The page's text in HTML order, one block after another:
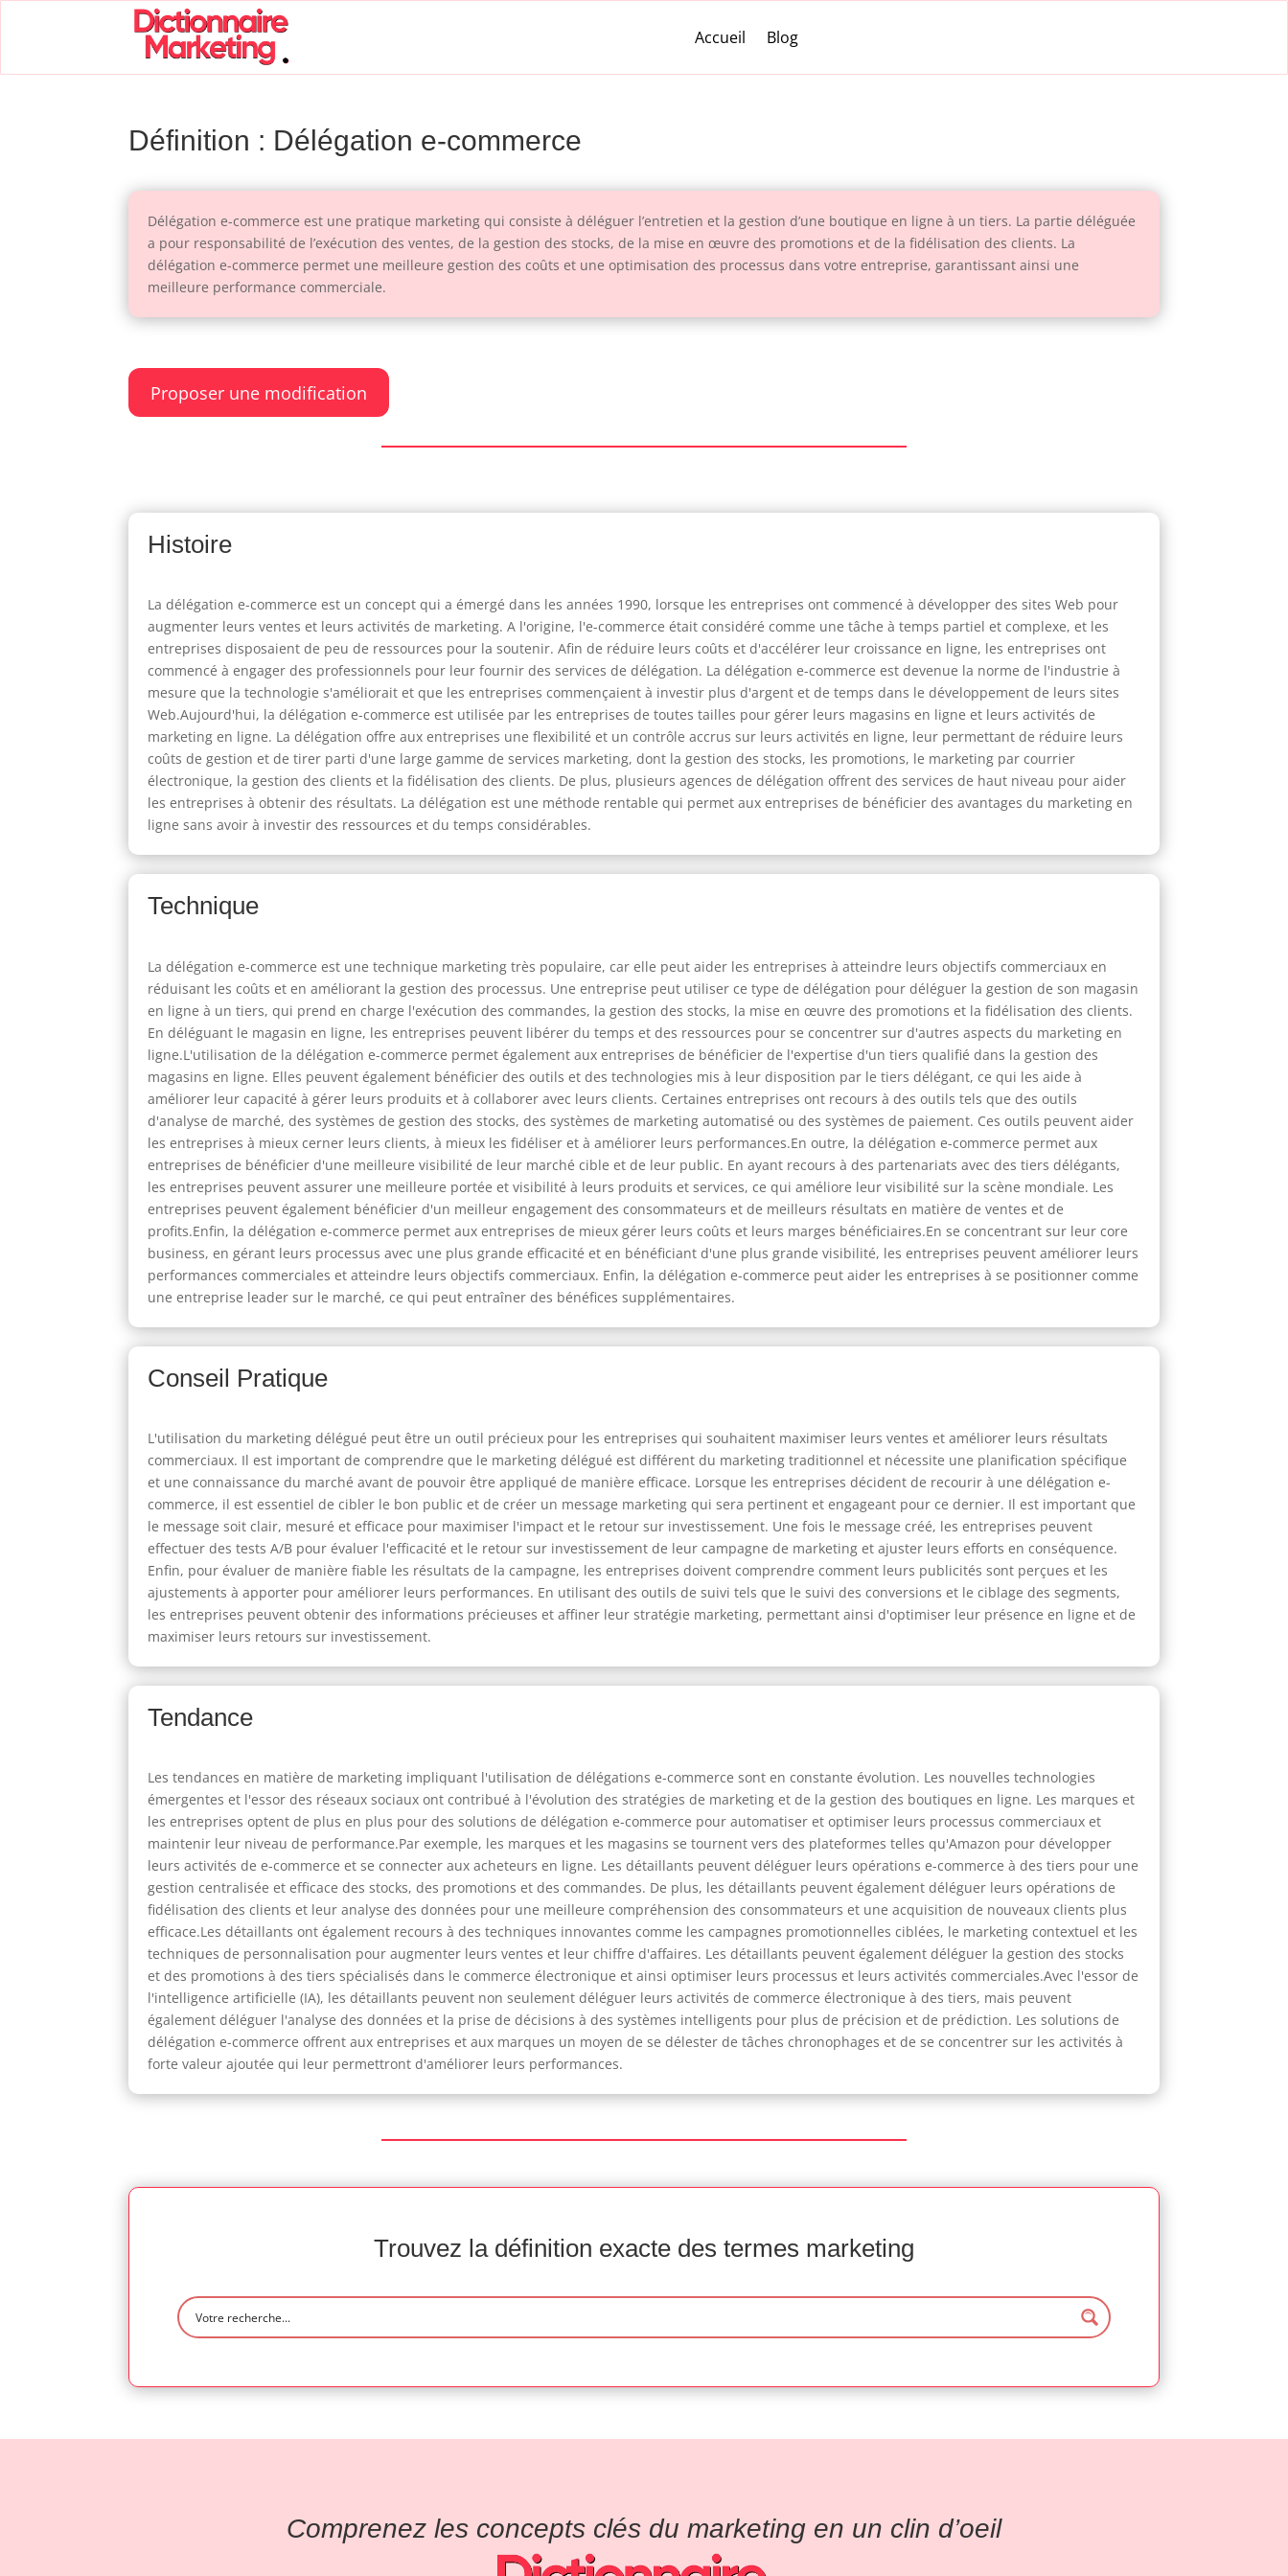
Accueil Blog
Définition : Délégation e-commerce
Délégation e-commerce est une pratique marketing qui consiste à déléguer l’entretien et la gestion d’une boutique en ligne à un tiers. La partie déléguée
a pour responsabilité de l’exécution des ventes, de la gestion des stocks, de la mise en œuvre des promotions et de la fidélisation des clients. La
délégation e-commerce permet une meilleure gestion des coûts et une optimisation des processus dans votre entreprise, garantissant ainsi une
meilleure performance commerciale.
Proposer une modification
Histoire
La délégation e-commerce est un concept qui a émergé dans les années 1990, lorsque les entreprises ont commencé à développer des sites Web pour
augmenter leurs ventes et leurs activités de marketing. A l'origine, l'e-commerce était considéré comme une tâche à temps partiel et complexe, et les
entreprises disposaient de peu de ressources pour la soutenir. Afin de réduire leurs coûts et d'accélérer leur croissance en ligne, les entreprises ont
commencé à engager des professionnels pour leur fournir des services de délégation. La délégation e-commerce est devenue la norme de l'industrie à
mesure que la technologie s'améliorait et que les entreprises commençaient à investir plus d'argent et de temps dans le développement de leurs sites
Web.Aujourd'hui, la délégation e-commerce est utilisée par les entreprises de toutes tailles pour gérer leurs magasins en ligne et leurs activités de
marketing en ligne. La délégation offre aux entreprises une flexibilité et un contrôle accrus sur leurs activités en ligne, leur permettant de réduire leurs
coûts de gestion et de tirer parti d'une large gamme de services marketing, dont la gestion des stocks, les promotions, le marketing par courrier
électronique, la gestion des clients et la fidélisation des clients. De plus, plusieurs agences de délégation offrent des services de haut niveau pour aider
les entreprises à obtenir des résultats. La délégation est une méthode rentable qui permet aux entreprises de bénéficier des avantages du marketing en
ligne sans avoir à investir des ressources et du temps considérables.
Technique
La délégation e-commerce est une technique marketing très populaire, car elle peut aider les entreprises à atteindre leurs objectifs commerciaux en
réduisant les coûts et en améliorant la gestion des processus. Une entreprise peut utiliser ce type de délégation pour déléguer la gestion de son magasin
en ligne à un tiers, qui prend en charge l'exécution des commandes, la gestion des stocks, la mise en œuvre des promotions et la fidélisation des clients.
En déléguant le magasin en ligne, les entreprises peuvent libérer du temps et des ressources pour se concentrer sur d'autres aspects du marketing en
ligne.L'utilisation de la délégation e-commerce permet également aux entreprises de bénéficier de l'expertise d'un tiers qualifié dans la gestion des
magasins en ligne. Elles peuvent également bénéficier des outils et des technologies mis à leur disposition par le tiers délégant, ce qui les aide à
améliorer leur capacité à gérer leurs produits et à collaborer avec leurs clients. Certaines entreprises ont recours à des outils tels que des outils
d'analyse de marché, des systèmes de gestion des stocks, des systèmes de marketing automatisé ou des systèmes de paiement. Ces outils peuvent aider
les entreprises à mieux cerner leurs clients, à mieux les fidéliser et à améliorer leurs performances.En outre, la délégation e-commerce permet aux
entreprises de bénéficier d'une meilleure visibilité de leur marché cible et de leur public. En ayant recours à des partenariats avec des tiers délégants,
les entreprises peuvent assurer une meilleure portée et visibilité à leurs produits et services, ce qui améliore leur visibilité sur la scène mondiale. Les
entreprises peuvent également bénéficier d'un meilleur engagement des consommateurs et de meilleurs résultats en matière de ventes et de
profits.Enfin, la délégation e-commerce permet aux entreprises de mieux gérer leurs coûts et leurs marges bénéficiaires.En se concentrant sur leur core
business, en gérant leurs processus avec une plus grande efficacité et en bénéficiant d'une plus grande visibilité, les entreprises peuvent améliorer leurs
performances commerciales et atteindre leurs objectifs commerciaux. Enfin, la délégation e-commerce peut aider les entreprises à se positionner comme
une entreprise leader sur le marché, ce qui peut entraîner des bénéfices supplémentaires.
Conseil Pratique
L'utilisation du marketing délégué peut être un outil précieux pour les entreprises qui souhaitent maximiser leurs ventes et améliorer leurs résultats
commerciaux. Il est important de comprendre que le marketing délégué est différent du marketing traditionnel et nécessite une planification spécifique
et une connaissance du marché avant de pouvoir être appliqué de manière efficace. Lorsque les entreprises décident de recourir à une délégation e-
commerce, il est essentiel de cibler le bon public et de créer un message marketing qui sera pertinent et engageant pour ce dernier. Il est important que
le message soit clair, mesuré et efficace pour maximiser l'impact et le retour sur investissement. Une fois le message créé, les entreprises peuvent
effectuer des tests A/B pour évaluer l'efficacité et le retour sur investissement de leur campagne de marketing et ajuster leurs efforts en conséquence.
Enfin, pour évaluer de manière fiable les résultats de la campagne, les entreprises doivent comprendre comment leurs publicités sont perçues et les
ajustements à apporter pour améliorer leurs performances. En utilisant des outils de suivi tels que le suivi des conversions et le ciblage des segments,
les entreprises peuvent obtenir des informations précieuses et affiner leur stratégie marketing, permettant ainsi d'optimiser leur présence en ligne et de
maximiser leurs retours sur investissement.
Tendance
Les tendances en matière de marketing impliquant l'utilisation de délégations e-commerce sont en constante évolution. Les nouvelles technologies
émergentes et l'essor des réseaux sociaux ont contribué à l'évolution des stratégies de marketing et de la gestion des boutiques en ligne. Les marques et
les entreprises optent de plus en plus pour des solutions de délégation e-commerce pour automatiser et optimiser leurs processus commerciaux et
maintenir leur niveau de performance.Par exemple, les marques et les magasins se tournent vers des plateformes telles qu'Amazon pour développer
leurs activités de e-commerce et se connecter aux acheteurs en ligne. Les détaillants peuvent déléguer leurs opérations e-commerce à des tiers pour une
gestion centralisée et efficace des stocks, des promotions et des commandes. De plus, les détaillants peuvent également déléguer leurs opérations de
fidélisation des clients et leur analyse des données pour une meilleure compréhension des consommateurs et une acquisition de nouveaux clients plus
efficace.Les détaillants ont également recours à des techniques innovantes comme les campagnes promotionnelles ciblées, le marketing contextuel et les
techniques de personnalisation pour augmenter leurs ventes et leur chiffre d'affaires. Les détaillants peuvent également déléguer la gestion des stocks
et des promotions à des tiers spécialisés dans le commerce électronique et ainsi optimiser leurs processus et leurs activités commerciales.Avec l'essor de
l'intelligence artificielle (IA), les détaillants peuvent non seulement déléguer leurs activités de commerce électronique à des tiers, mais peuvent
également déléguer l'analyse des données et la prise de décisions à des systèmes intelligents pour plus de précision et de prédiction. Les solutions de
délégation e-commerce offrent aux entreprises et aux marques un moyen de se délester de tâches chronophages et de se concentrer sur les activités à
forte valeur ajoutée qui leur permettront d'améliorer leurs performances.
Trouvez la définition exacte des termes marketing
Comprenez les concepts clés du marketing en un clin d’oeil